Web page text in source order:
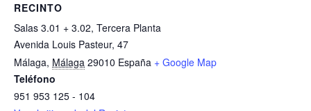
RECINTO
Salas 3.01 + 3.02, Tercera Planta
Avenida Louis Pasteur, 47
Málaga, Málaga 29010 España + Google Map
Teléfono
951 953 125 - 104